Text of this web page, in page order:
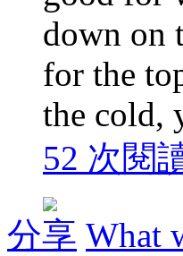
down on
for the
the cold,
52 次閱
分享 What